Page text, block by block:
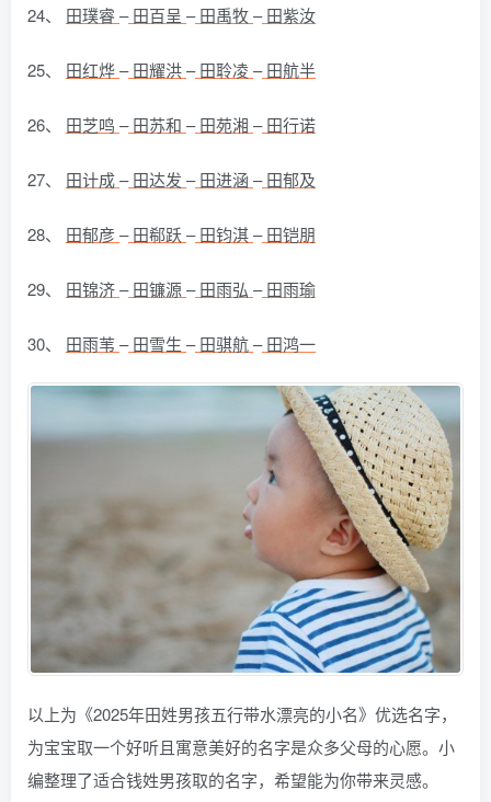
24、 田璞睿 –田百呈 –田禹牧–田紫汝
25、 田红烨–田耀洪–田聆凌 –田航半
26、 田芝鸣 –田苏和 –田苑湘 –田行诺
27、 田计成–田达发 –田进涵 –田郁及
28、 田郁彦–田郗跃–田钧淇–田铠朋
29、 田锦济–田镰源–田雨弘 –田雨瑜
30、 田雨苇 –田雪生 –田骐航–田鸿一
以上为《2025年田姓男孩五行带水漂亮的小名》优选名字，
为宝宝取一个好听且寓意美好的名字是众多父母的心愿。小
编整理了适合钱姓男孩取的名字，希望能为你带来灵感。